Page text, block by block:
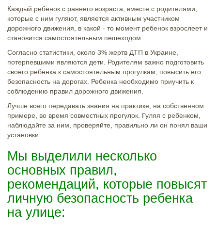
Каждый ребенок с раннего возраста, вместе с родителями,
которые с ним гуляют, является активным участником
дорожного движения, в какой - то момент ребенок взрослеет и
становится самостоятельным пешеходом.
Согласно статистики, около 3% жертв ДТП в Украине,
потерпевшими являются дети. Родителям важно подготовить
своего ребенка к самостоятельным прогулкам, повысить его
безопасность на дорогах. Ребенка необходимо приучить к
соблюдению правил дорожного движения.
Лучше всего передавать знания на практике, на собственном
примере, во время совместных прогулок. Гуляя с ребенком,
наблюдайте за ним, проверяйте, правильно ли он понял ваши
установки.
Мы выделили несколько
основных правил,
рекомендаций, которые повысят
личную безопасность ребенка
на улице: